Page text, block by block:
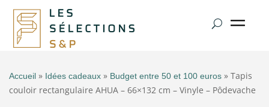
Accueil » Idées cadeaux » Budget entre 50 et 100 euros » Tapis
couloir rectangulaire AHUA – 66×132 cm – Vinyle – Pôdevache